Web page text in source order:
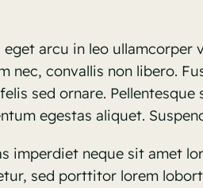
eget arcu in leo ullamcorper
nec, convallis non libero.
sed ornare.
egestas aliquet.
imperdiet neque sit amet
sed porttitor lorem